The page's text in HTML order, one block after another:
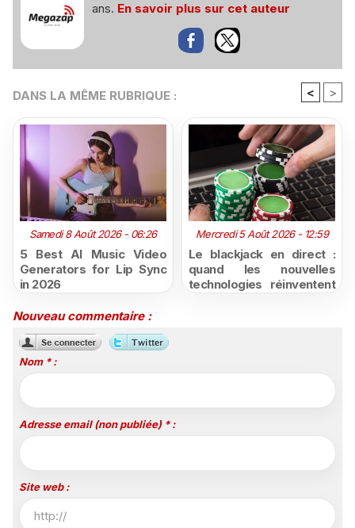
ans. En savoir plus sur cet auteur
DANS LA MÊME RUBRIQUE : < >
Samedi 8 Août 2026 - 06:26
5 Best AI Music Video
Generators for Lip Sync
in 2026
Mercredi 5 Août 2026 - 12:59
Le blackjack en direct :
quand les nouvelles
technologies réinventent
Nouveau commentaire :
Nom * :
Adresse email (non publiée) * :
Site web :